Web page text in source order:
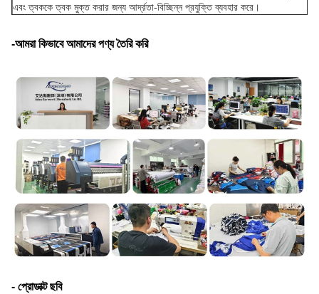
এবং ত্বককে ত্বক মুক্ত করার জন্য আর্দ্রতা-বিচ্ছিন্ন প্রযুক্তি ব্যবহার করে।
-আমরা কিভাবে আমাদের পণ্য তৈরি করি
- প্রোডাক্ট ছবি